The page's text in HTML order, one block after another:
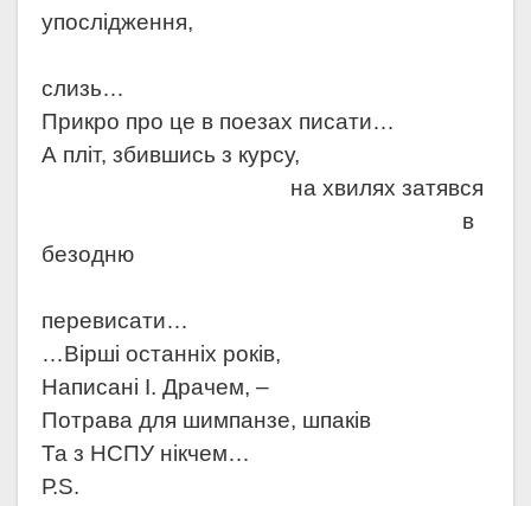
упослідження,
слизь…
Прикро про це в поезах писати…
А пліт, збившись з курсу,
на хвилях затявся
в
безодню
перевисати…
…Вірші останніх років,
Написані І. Драчем, –
Потрава для шимпанзе, шпаків
Та з НСПУ нікчем…
Р.S.